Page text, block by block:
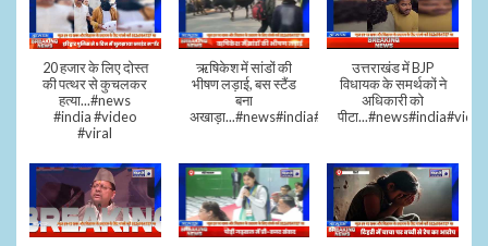
20 हजार के लिए दोस्त
की पत्थर से कुचलकर
हत्या...#news
#india #video
#viral
ऋषिकेश में सांडों की
भीषण लड़ाई, बस स्टैंड
बना
अखाड़ा...#news#india#video#viral
उत्तराखंड में BJP
विधायक के समर्थकों ने
अधिकारी को